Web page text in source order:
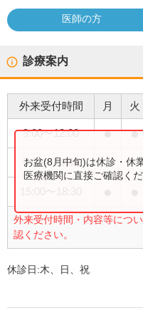
医師の方
診療案内
外来受付時間 月 火
9:00〜12:00 ● ●
9:00〜13:30
外来受付時間・内容等につ
認ください。
お盆(8月中旬)は休診・休
医療機関に直接ご確認くだ
休診日:木、日、祝